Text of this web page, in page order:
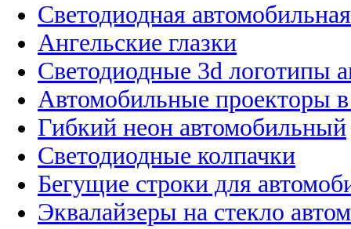
Светодиодная
Ангельские глазки
Светодиодные 3d логотипы
Автомобильные проекторы
Гибкий неон автомобильный
Светодиодные колпачки
Бегущие строки для
Эквалайзеры на стекло